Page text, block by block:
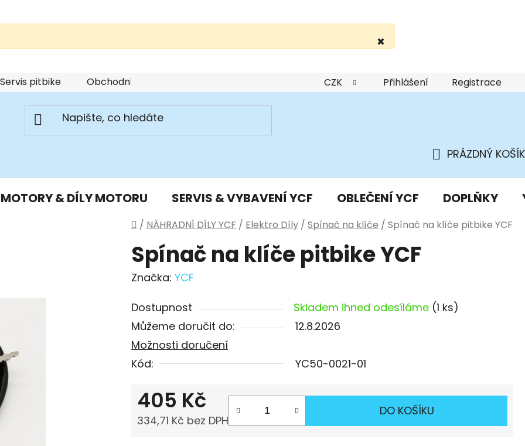
×
Servis pitbike Obchodní podmínky Podmínky ochrany osobních údajů
CZK Přihlášení Registrace
KOŠÍK
PRÁZDNÝ KOŠÍK
MOTORY & DÍLY MOTORU SERVIS & VYBAVENÍ YCF OBLEČENÍ YCF DOPLŇKY
Domů
/ NÁHRADNÍ DÍLY YCF / Elektro Díly / Spínač na klíče / Spínač na klíče pitbike YCF
Spínač na klíče pitbike YCF
Značka: YCF
Dostupnost Skladem ihned odesíláme (1 ks)
Můžeme doručit do:
12.8.2026
Možnosti doručení
Kód:
YC50-0021-01
405 Kč
334,71 Kč bez DPH
DO KOŠÍKU